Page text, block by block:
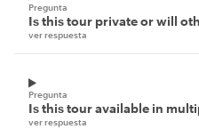
Pregunta
Is this tour private or will
ver respuesta
Pregunta
Is this tour available in
ver respuesta